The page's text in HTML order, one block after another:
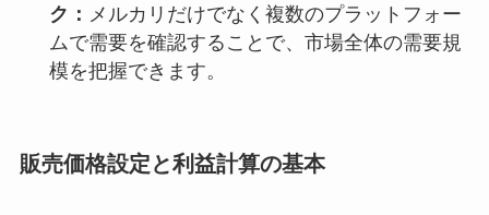
ク： メルカリだけでなく複数のプラットフォー
ムで需要を確認することで、市場全体の需要規
模を把握できます。
販売価格設定と利益計算の基本